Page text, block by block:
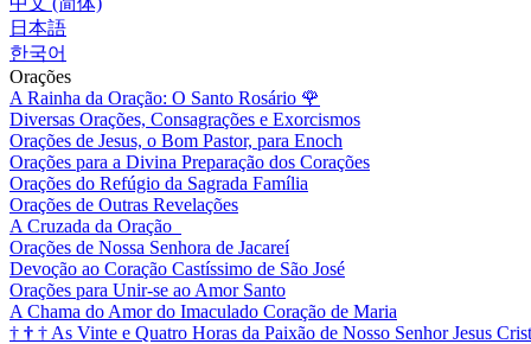
日本語
한국어
Orações
A Rainha da Oração: O Santo Rosário 🌹
Diversas Orações, Consagrações e Exorcismos
Orações de Jesus, o Bom Pastor, para Enoch
Orações para a Divina Preparação dos Corações
Orações do Refúgio da Sagrada Família
Orações de Outras Revelações
A Cruzada da Oração
Orações de Nossa Senhora de Jacareí
Devoção ao Coração Castíssimo de São José
Orações para Unir-se ao Amor Santo
A Chama do Amor do Imaculado Coração de Maria
† † † As Vinte e Quatro Horas da Paixão de Nosso Senhor Jesus